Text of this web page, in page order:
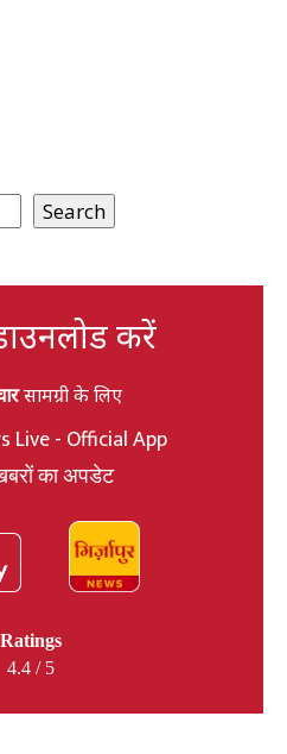
Search
करें
सामग्री के लिए
Live - Official App
का अपडेट
Ratings
4.4 / 5